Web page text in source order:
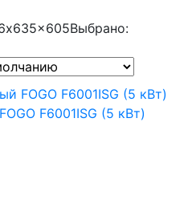
Выбрано:
F6001ISG (5 кВт)